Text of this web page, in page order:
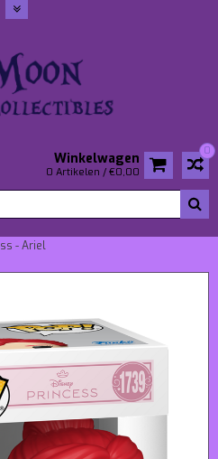
0
Winkelwagen
0 Artikelen / €0,00
- Ariel